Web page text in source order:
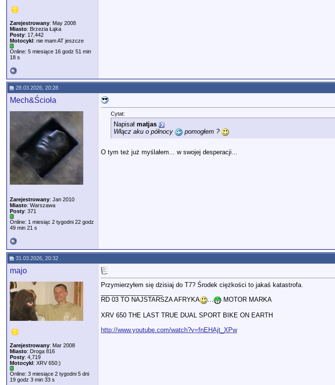
Zarejestrowany: May 2008
Miasto: Brzezia Łąka
Posty: 17,442
Motocykl: nie mam AT jeszcze
Online: 5 miesiące 16 godz 51 min
18 s
28.03.2026, 20:28
Mech&Ścioła
Zarejestrowany: Jan 2010
Miasto: Warszawa
Posty: 371
Online: 1 miesiąc 2 tygodni 22 godz
49 min 21 s
Cytat:
Napisał matjas
Włącz aku o północy
pomogłem ?
O tym też już myślałem... w swojej desperacji...
31.03.2026, 20:32
majo
Zarejestrowany: Mar 2008
Miasto: Droga 816
Posty: 4,719
Motocykl: XRV 650:)
Online: 3 miesiące 2 tygodni 5 dni
19 godz 3 min 33 s
Przymierzyłem się dzisiaj do T7? Środek ciężkości to jakaś katastrofa.
RD 03 TO NAJSTARSZA AFRYKA
... MOTOR MARKA
XRV 650 THE LAST TRUE DUAL SPORT BIKE ON EARTH
http://www.youtube.com/watch?v=fnEHAjt_XPw